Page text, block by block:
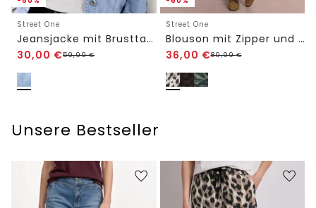
Street One
Jeansjacke mit Brusttaschen und Knöpfen
30,00 €59,99€
Street One
Blouson mit Zipper und Print
36,00 €89,99€
Unsere Bestseller